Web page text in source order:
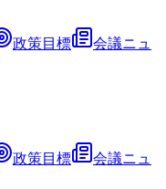
政策目標
会議ニュ
政策目標
会議ニュ